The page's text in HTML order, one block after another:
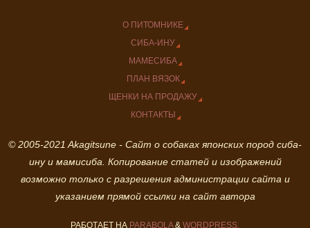
О ПИТОМНИКЕ
СИБА-ИНУ
МАМЕСИБА
ПЛАН ВЯЗОК
ЩЕНКИ НА ПРОДАЖУ
КОНТАКТЫ
© 2005-2021 Akagitsune - Сайт о собаках японских пород сиба-
ину и мамисиба. Копирование статей и изображений
возможно только с разрешения администрации сайта и
указанием прямой ссылки на сайт автора
РАБОТАЕТ НА PARABOLA& WORDPRESS.